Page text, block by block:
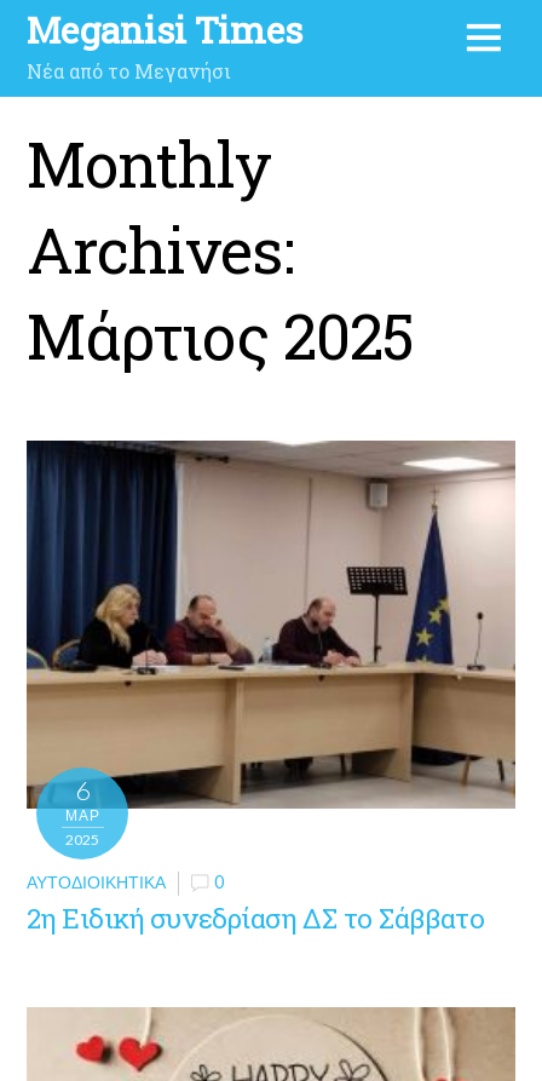
Meganisi Times
Νέα από το Μεγανήσι
Monthly
Archives:
Μάρτιος 2025
6
ΜΑΡ
2025
ΑΥΤΟΔΙΟΙΚΗΤΙΚΆ 0
2η Ειδική συνεδρίαση ΔΣ το Σάββατο